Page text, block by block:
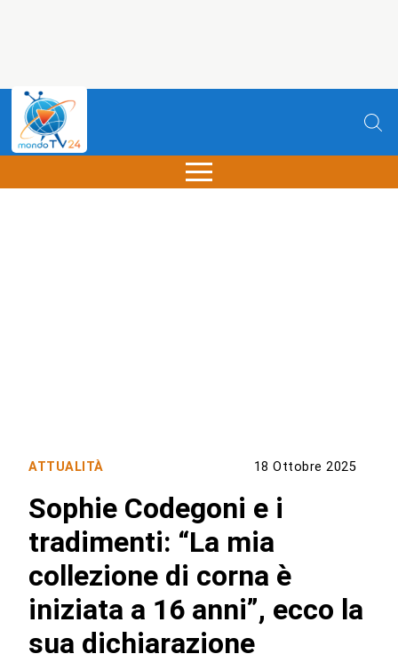
ATTUALITÀ 18 Ottobre 2025
Sophie Codegoni e i
tradimenti: “La mia
collezione di corna è
iniziata a 16 anni”, ecco la
sua dichiarazione